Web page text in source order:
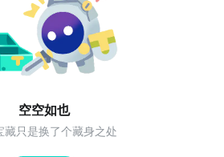
空空如也
藏只是换了个藏身之处